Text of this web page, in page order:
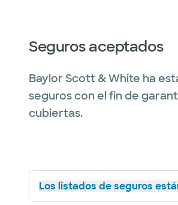
Seguros aceptados
Baylor Scott & White ha
seguros con el fin de
cubiertas.
Los listados de seguros